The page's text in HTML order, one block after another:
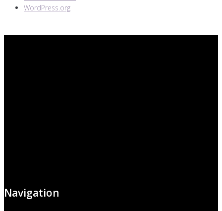
WordPress.org
Navigation